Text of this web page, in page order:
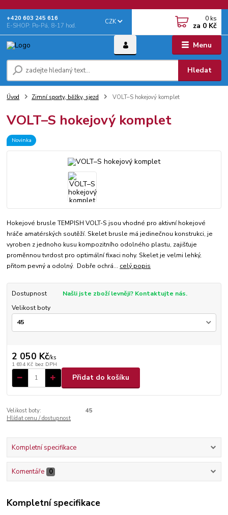
Menu
CZK
Hledat
+‭420 603 245 616‬
E-SHOP: Po-Pá, 8-17 hod.
0 ks
za 0 Kč
Úvod Zimní sporty, běžky, sjezd VOLT–S hokejový komplet
VOLT–S hokejový komplet
Novinka
Hokejové brusle TEMPISH VOLT-S jsou vhodné pro aktivní hokejové
hráče amatérských soutěží. Skelet brusle má jedinečnou konstrukci, je
vyroben z jednoho kusu kompozitního odolného plastu, zajišťuje
proměnnou tvrdost pro optimální fixaci nohy. Skelet je velmi lehký,
přitom pevný a odolný. Dobře ochrá... celý popis
Dostupnost
Našli jste zboží levněji? Kontaktujte nás.
Velikost boty
2 050 Kč/ks
1 694 Kč bez DPH
Přidat do košíku
Velikost boty:
45
Hlídat cenu / dostupnost
Kompletní specifikace
Komentáře 0
Kompletní specifikace